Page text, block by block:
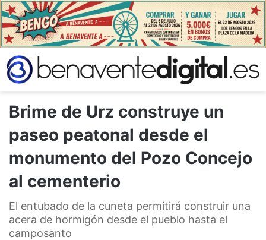
Brime de Urz construye un
paseo peatonal desde el
monumento del Pozo Concejo
al cementerio
El entubado de la cuneta permitirá construir una
acera de hormigón desde el pueblo hasta el
camposanto